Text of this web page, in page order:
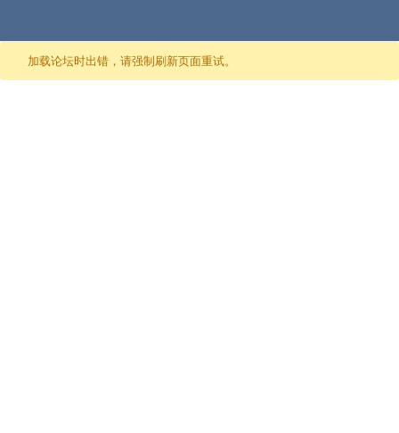
跳至内容
加载论坛时出错，请强制刷新页面重试。